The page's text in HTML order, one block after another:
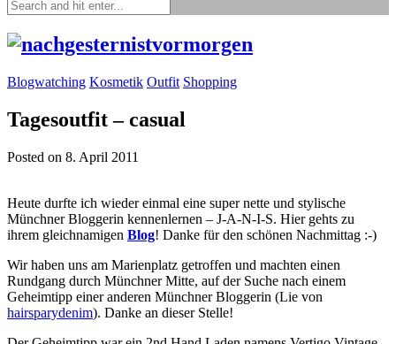
Blogwatching Kosmetik Outfit Shopping
Tagesoutfit – casual
Posted on 8. April 2011
Heute durfte ich wieder einmal eine super nette und stylische
Münchner Bloggerin kennenlernen – J-A-N-I-S. Hier gehts zu
ihrem gleichnamigen Blog! Danke für den schönen Nachmittag :-)
Wir haben uns am Marienplatz getroffen und machten einen
Rundgang durch Münchner Mitte, auf der Suche nach einem
Geheimtipp einer anderen Münchner Bloggerin (Lie von
hairsparydenim). Danke an dieser Stelle!